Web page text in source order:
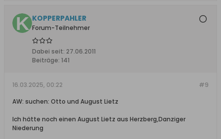
KOPPERPAHLER
Forum-Teilnehmer
Dabei seit: 27.06.2011
Beiträge: 141
#9
16.03.2025, 00:22
AW: suchen: Otto und August Lietz
Ich hätte noch einen August Lietz aus Herzberg,Danziger
Niederung